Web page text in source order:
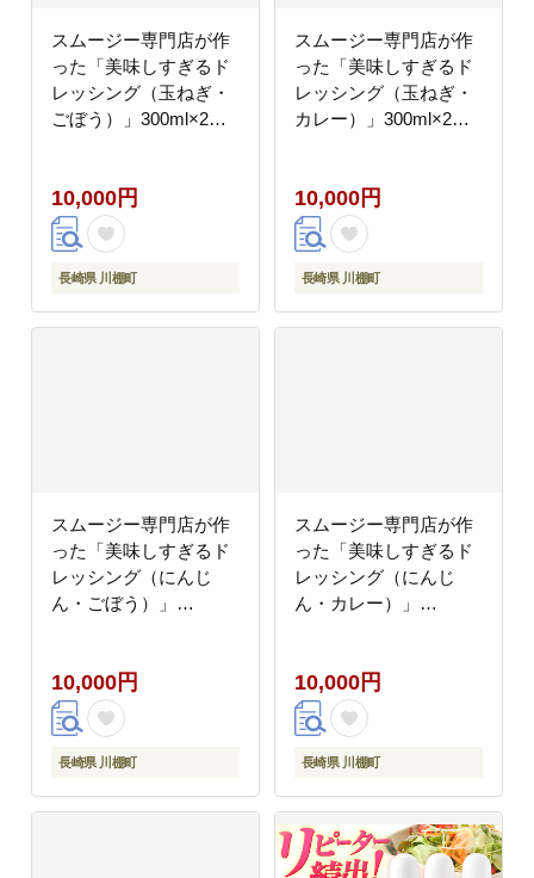
スムージー専門店が作
った「美味しすぎるド
レッシング（玉ねぎ・
ごぼう）」300ml×2本
10,000円
長崎県 川棚町
スムージー専門店が作
った「美味しすぎるド
レッシング（玉ねぎ・
カレー）」300ml×2本
10,000円
長崎県 川棚町
スムージー専門店が作
った「美味しすぎるド
レッシング（にんじ
ん・ごぼう）」
10,000円
長崎県 川棚町
スムージー専門店が作
った「美味しすぎるド
レッシング（にんじ
ん・カレー）」
10,000円
長崎県 川棚町